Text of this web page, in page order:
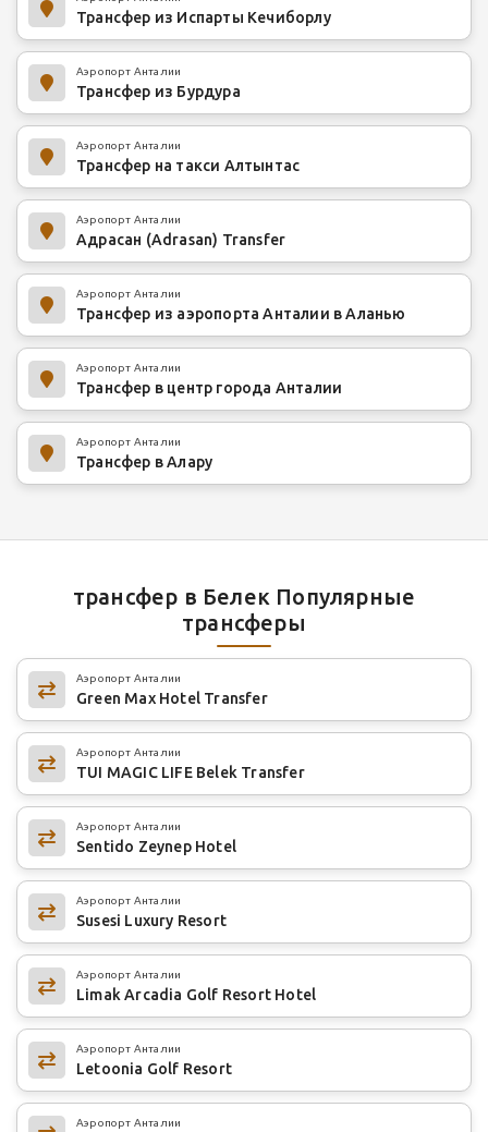
Трансфер из Испарты Кечиборлу
Аэропорт Анталии
Трансфер из Бурдура
Аэропорт Анталии
Трансфер на такси Алтынтас
Аэропорт Анталии
Адрасан (Adrasan) Transfer
Аэропорт Анталии
Трансфер из аэропорта Анталии в Аланью
Аэропорт Анталии
Трансфер в центр города Анталии
Аэропорт Анталии
Трансфер в Алару
трансфер в Белек Популярные
трансферы
Аэропорт Анталии
Green Max Hotel Transfer
Аэропорт Анталии
TUI MAGIC LIFE Belek Transfer
Аэропорт Анталии
Sentido Zeynep Hotel
Аэропорт Анталии
Susesi Luxury Resort
Аэропорт Анталии
Limak Arcadia Golf Resort Hotel
Аэропорт Анталии
Letoonia Golf Resort
Аэропорт Анталии